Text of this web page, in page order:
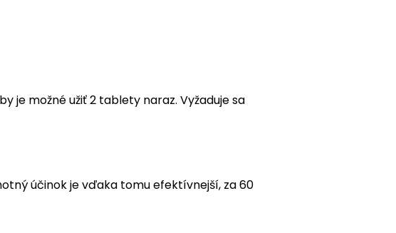
je možné užiť 2 tablety naraz. Vyžaduje sa
účinok je vďaka tomu efektívnejší, za 60